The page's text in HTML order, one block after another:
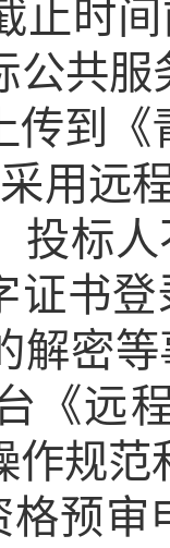
止时
公共
传到
用远
投标
证书
解密
《远
作规范
格预审